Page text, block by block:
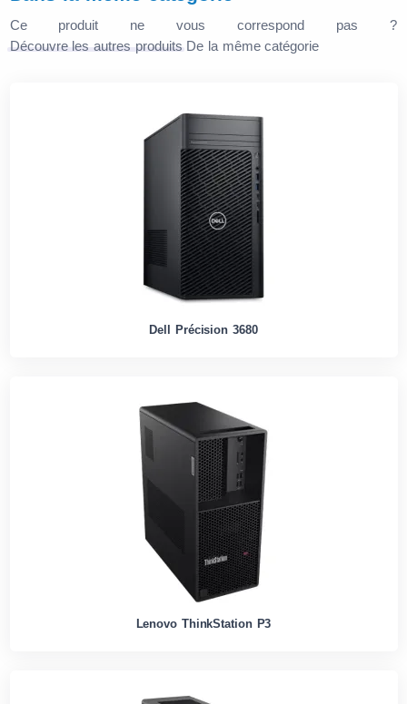
Ce produit ne vous correspond pas ?
Découvre les autres produits De la même catégorie
Dell Précision 3680
Lenovo ThinkStation P3